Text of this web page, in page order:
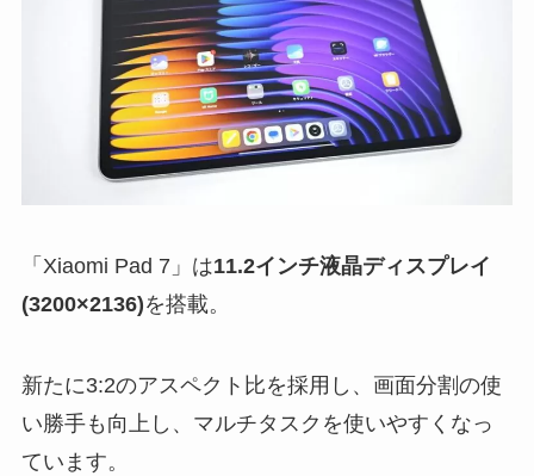
「Xiaomi Pad 7」は11.2インチ液晶ディスプレイ
(3200×2136)を搭載。
新たに3:2のアスペクト比を採用し、画面分割の使
い勝手も向上し、マルチタスクを使いやすくなっ
ています。